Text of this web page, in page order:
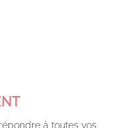
à toutes vos